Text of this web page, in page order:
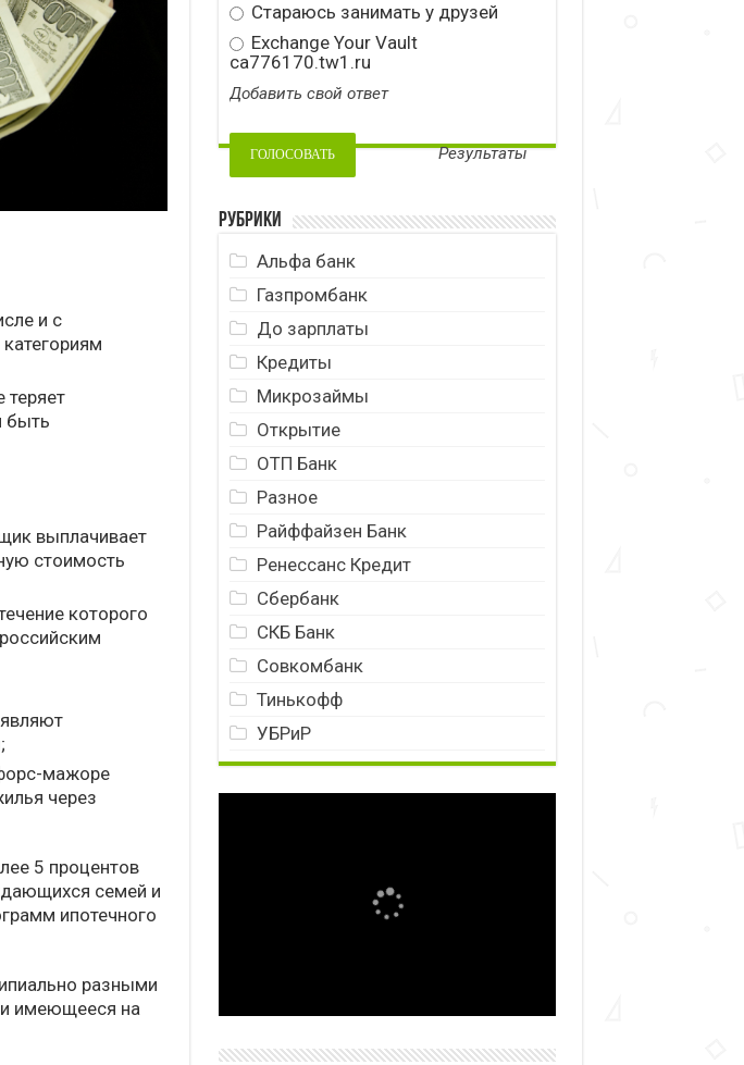
и с
быть
выплачивает
стоимость
которого
мажоре
через
5 процентов
семей и
ипотечного
разными
и имеющееся на
Стараюсь занимать у друзей
Exchange Your Vault
ca776170.tw1.ru
Добавить свой ответ
Результаты
Рубрики
Альфа банк
Газпромбанк
До зарплаты
Кредиты
Микрозаймы
Открытие
ОТП Банк
Разное
Райффайзен Банк
Ренессанс Кредит
Сбербанк
СКБ Банк
Совкомбанк
Тинькофф
УБРиР